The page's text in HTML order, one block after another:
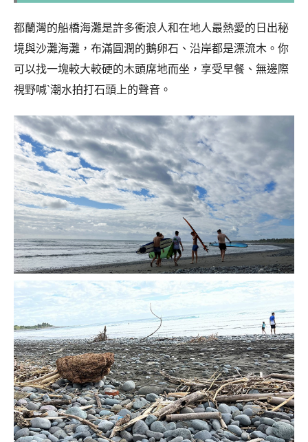
都蘭灣的船橋海灘是許多衝浪人和在地人最熱愛的日出秘
境與沙灘海灘，布滿圓潤的鵝卵石、沿岸都是漂流木。你
可以找一塊較大較硬的木頭席地而坐，享受早餐、無邊際
視野喊ˋ潮水拍打石頭上的聲音。